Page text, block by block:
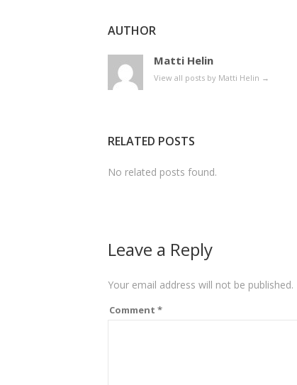
AUTHOR
Matti Helin
View all posts by Matti Helin →
RELATED POSTS
No related posts found.
Leave a Reply
Your email address will not be published.
Comment *